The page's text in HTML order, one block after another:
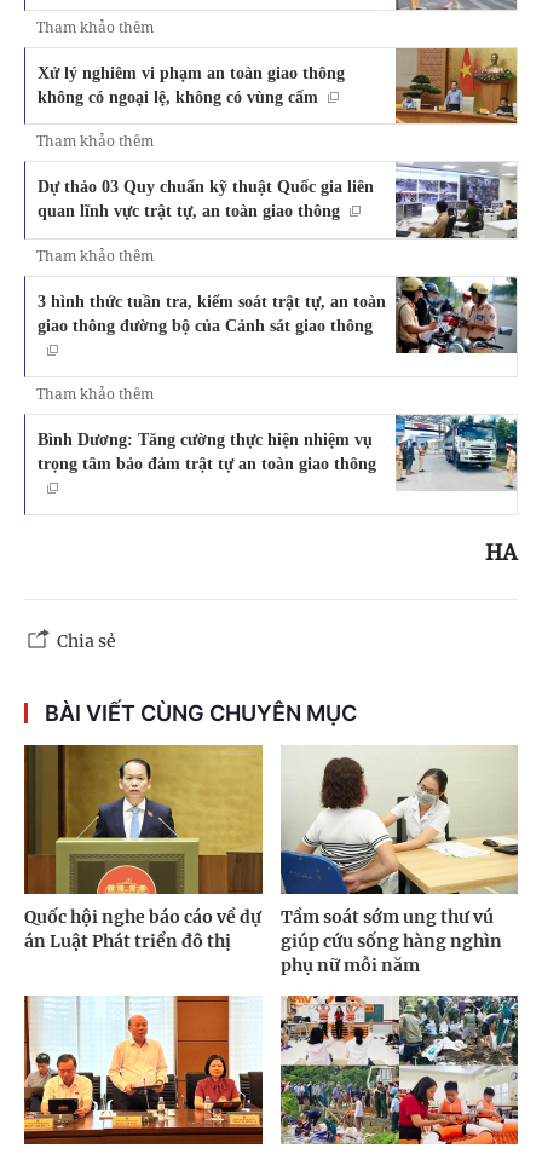
Tham khảo thêm
Xử lý nghiêm vi phạm an toàn giao thông
không có ngoại lệ, không có vùng cấm
Tham khảo thêm
Dự thảo 03 Quy chuẩn kỹ thuật Quốc gia liên
quan lĩnh vực trật tự, an toàn giao thông
Tham khảo thêm
3 hình thức tuần tra, kiểm soát trật tự, an toàn
giao thông đường bộ của Cảnh sát giao thông
Tham khảo thêm
Bình Dương: Tăng cường thực hiện nhiệm vụ
trọng tâm bảo đảm trật tự an toàn giao thông
HA
Chia sẻ
BÀI VIẾT CÙNG CHUYÊN MỤC
Quốc hội nghe báo cáo về dự
án Luật Phát triển đô thị
Tầm soát sớm ung thư vú
giúp cứu sống hàng nghìn
phụ nữ mỗi năm